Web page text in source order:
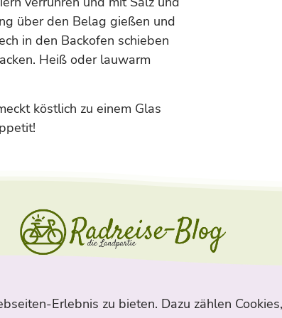
über den Belag gießen und
in den Backofen schieben
Heiß oder lauwarm
köstlich zu einem Glas
Suche Archiv Kontakt Sitemap
Erlebnis zu bieten. Dazu zählen